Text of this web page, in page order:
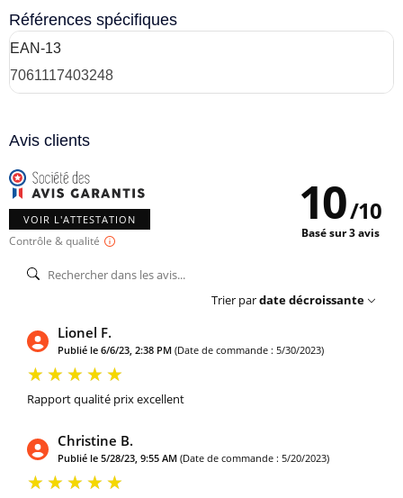
Références spécifiques
EAN-13
7061117403248
Avis clients
VOIR L'ATTESTATION
Contrôle & qualité
10/10
Basé sur 3 avis
Trier pardate décroissante
Lionel F.
Publié le 6/6/23, 2:38 PM (Date de commande : 5/30/2023)
Rapport qualité prix excellent
Christine B.
Publié le 5/28/23, 9:55 AM (Date de commande : 5/20/2023)